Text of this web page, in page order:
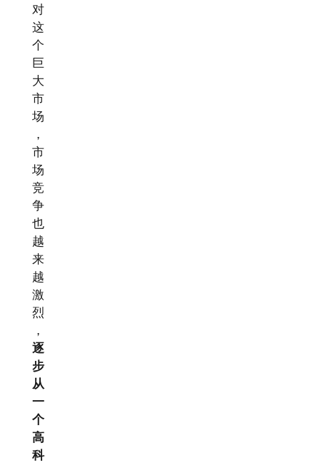
对
这
个
巨
大
市
场
，
市
场
竞
争
也
越
来
越
激
烈
，
逐
步
从
一
个
高
科